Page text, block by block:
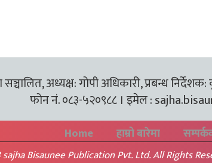
सञ्चालित, अध्यक्ष: गोपी अधिकारी, प्रबन्ध
फोन नं. ०८३-५२०९८८ । इमेल :
Home हाम्रो बारेमा
Bisaunee Publication Pvt. Ltd. All Rights